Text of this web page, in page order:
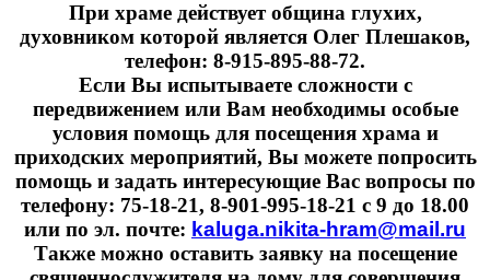
При храме действует община глухих,
духовником которой является Олег Плешаков,
телефон: 8-915-895-88-72.
Если Вы испытываете сложности с
передвижением или Вам необходимы особые
условия помощь для посещения храма и
приходских мероприятий, Вы можете попросить
помощь и задать интересующие Вас вопросы по
телефону: 75-18-21, 8-901-995-18-21 с 9 до 18.00
или по эл. почте: kaluga.nikita-hram@mail.ru
Также можно оставить заявку на посещение